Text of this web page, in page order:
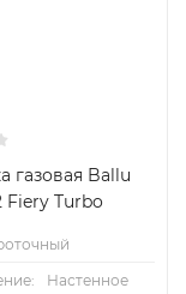
газовая Ballu
Fiery Turbo
Настенное